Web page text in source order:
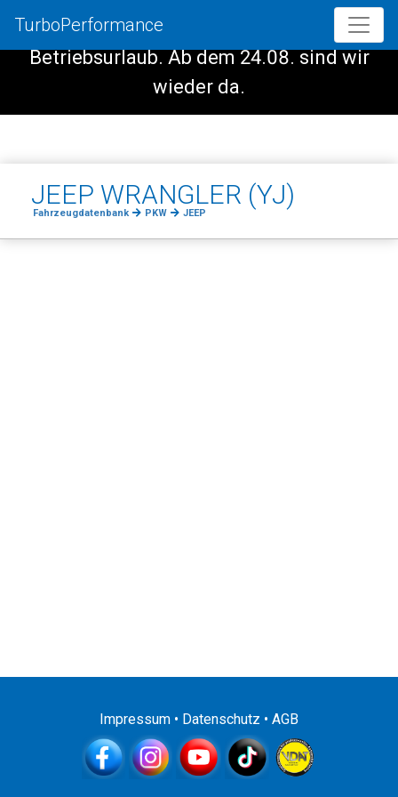
Vom 08.08. - 23.08. haben wir
Betriebsurlaub. Ab dem 24.08. sind wir
wieder da.
TurboPerformance
JEEP WRANGLER (YJ)
Fahrzeugdatenbank PKW JEEP
Impressum • Datenschutz • AGB